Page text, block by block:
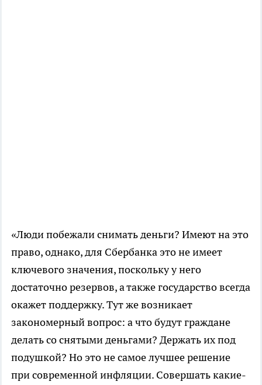
«Люди побежали снимать деньги? Имеют на это
право, однако, для Сбербанка это не имеет
ключевого значения, поскольку у него
достаточно резервов, а также государство всегда
окажет поддержку. Тут же возникает
закономерный вопрос: а что будут граждане
делать со снятыми деньгами? Держать их под
подушкой? Но это не самое лучшее решение
при современной инфляции. Совершать какие-